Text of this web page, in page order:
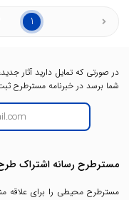
1
در صورتی که تمایل دارید آثار
شما برسد در خبرنامه مسترطرح
مسترطرح رسانه اشتراک طرح
مسترطرح محیطی را برای علاقه